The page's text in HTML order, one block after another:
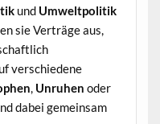
und Umweltpolitik
sie Verträge aus,
verschiedene
, Unruhen oder
dabei gemeinsam